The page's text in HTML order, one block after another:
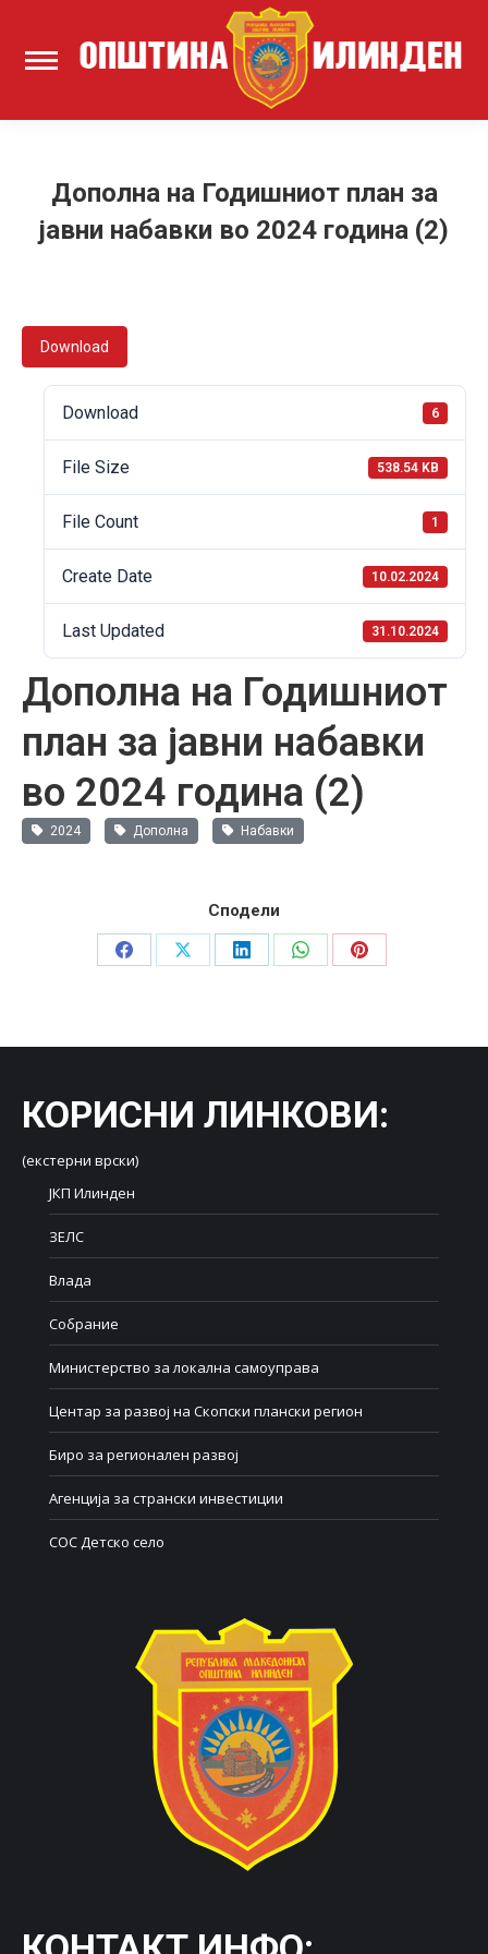
Дополна на Годишниот план за
јавни набавки во 2024 година (2)
Download
Download 6
File Size 538.54 KB
File Count 1
Create Date 10.02.2024
Last Updated 31.10.2024
Дополна на Годишниот
план за јавни набавки
во 2024 година (2)
2024 Дополна Набавки
Сподели
Share
Share
Share
Share
Share
КОРИСНИ ЛИНКОВИ:
(екстерни врски)
ЈКП Илинден
ЗЕЛС
Влада
Собрание
Министерство за локална самоуправа
Центар за развој на Скопски плански регион
Биро за регионален развој
Агенција за странски инвестиции
СОС Детско село